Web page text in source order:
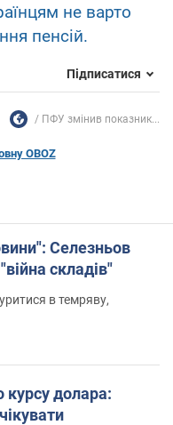
не варто
пенсій.
Підписатися
ПФУ змінив показник...
OBOZ
Селезньов
складів"
в темряву,
курсу долара: